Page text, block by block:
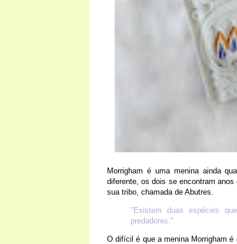
Morrigham é uma menina ainda
diferente, os dois se encontram
sua tribo, chamada de Abutres.
"Existem duas espécies
predadores."
O difícil é que a menina Morrigham